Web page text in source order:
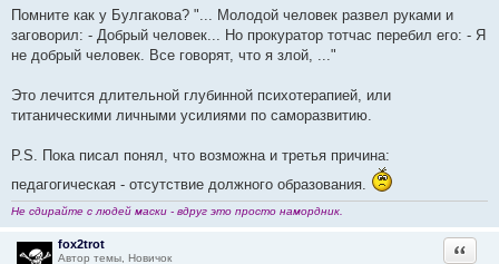
Помните как у Булгакова? "... Молодой человек развел руками и
заговорил: - Добрый человек... Но прокуратор тотчас перебил его: - Я
не добрый человек. Все говорят, что я злой, ..."
Это лечится длительной глубинной психотерапией, или
титаническими личными усилиями по саморазвитию.
P.S. Пока писал понял, что возможна и третья причина:
педагогическая - отсутствие должного образования.
Не сдирайте с людей маски - вдруг это просто намордник.
fox2trot
Автор темы, Новичок